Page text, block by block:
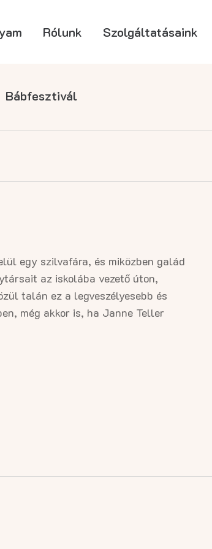
Rólunk Szolgáltatásaink
Bábfesztivál
egy szilvafára, és miközben galád
az iskolába vezető úton,
talán ez a legveszélyesebb és
még akkor is, ha Janne Teller